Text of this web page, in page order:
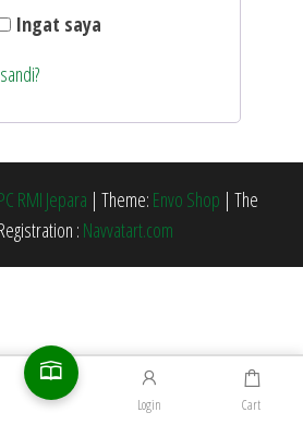
Ingat saya
Login Cart
RMI Jepara | Theme: Envo Shop | The
: Navvatart.com